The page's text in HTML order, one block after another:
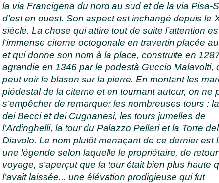
la via Francigena du nord au sud et de la via Pisa-
d’est en ouest. Son aspect est inchangé depuis le
siècle. La chose qui attire tout de suite l’attention
l’immense citerne octogonale en travertin placée
et qui donne son nom à la place, construite en
agrandie en 1346 par le podestà Guccio Malavolti,
peut voir le blason sur la pierre. En montant les
piédestal de la citerne et en tournant autour, on ne
s’empêcher de remarquer les nombreuses tours :
dei Becci et dei Cugnanesi, les tours jumelles de
l’Ardinghelli, la tour du Palazzo Pellari et la Torre del
Diavolo. Le nom plutôt menaçant de ce dernier est
une légende selon laquelle le propriétaire, de
voyage, s’aperçut que la tour était bien plus haute
l’avait laissée... une élévation prodigieuse qui fut